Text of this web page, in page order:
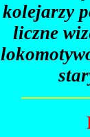
kolejarzy
liczne